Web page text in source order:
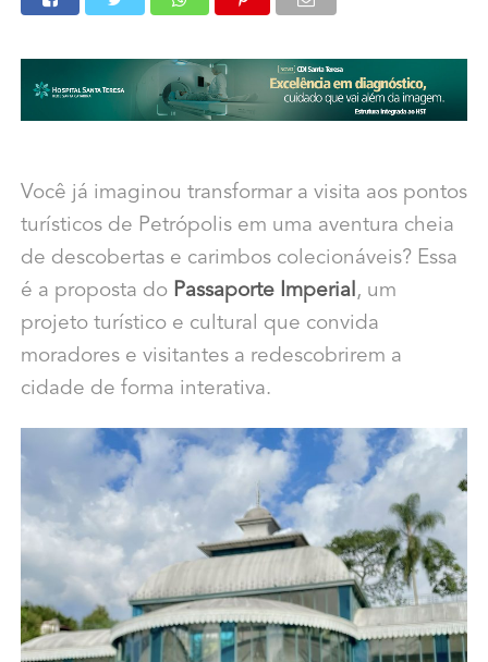
Você já imaginou transformar a visita aos pontos
turísticos de Petrópolis em uma aventura cheia
de descobertas e carimbos colecionáveis? Essa
é a proposta do Passaporte Imperial, um
projeto turístico e cultural que convida
moradores e visitantes a redescobrirem a
cidade de forma interativa.